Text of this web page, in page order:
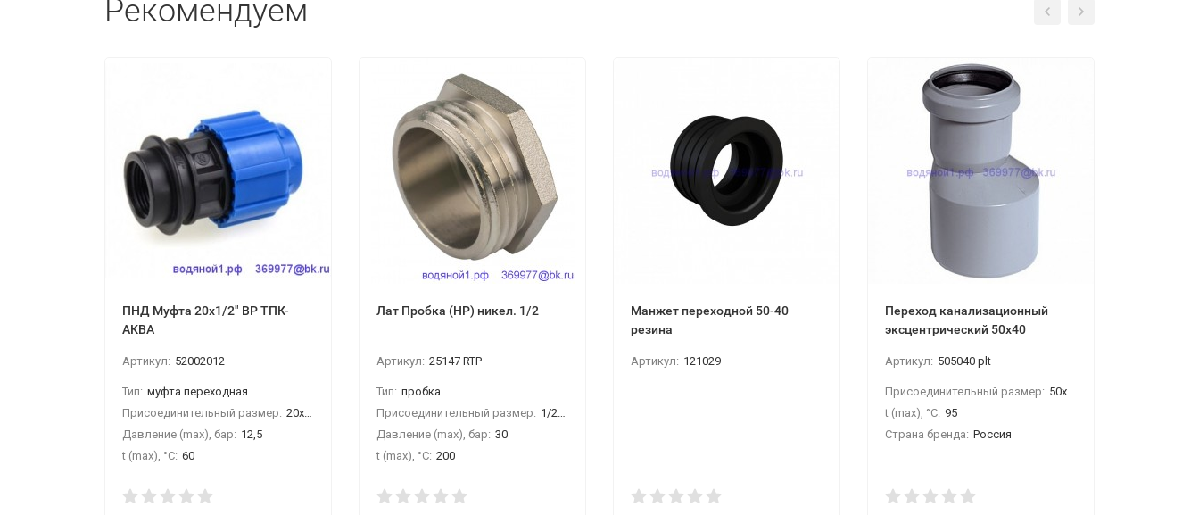
Рекомендуем
ПНД Муфта 20х1/2" ВР ТПК-
АКВА
Артикул: 52002012
Тип: муфта переходная
Присоединительный размер: 20х1/2" ВР
Давление (max), бар: 12,5
t (max), °С: 60
Лат Пробка (НР) никел. 1/2
Артикул: 25147 RTP
Тип: пробка
Присоединительный размер: 1/2"НР
Давление (max), бар: 30
t (max), °С: 200
Манжет переходной 50-40
резина
Артикул: 121029
Переход канализационный
эксцентрический 50х40
Артикул: 505040 plt
Присоединительный размер: 50х40
t (max), °С: 95
Страна бренда: Россия